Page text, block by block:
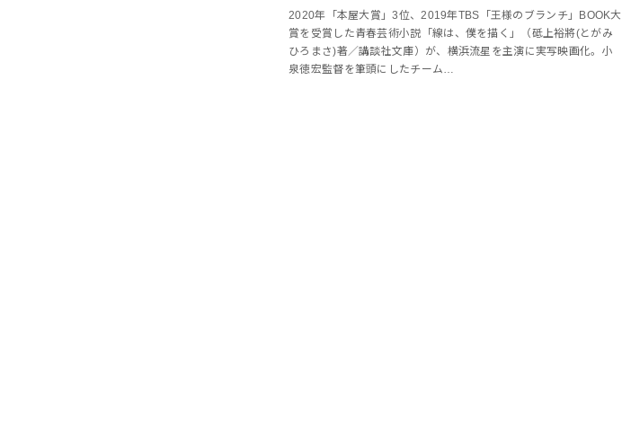
2020年「本屋大賞」3位、2019年TBS「王様のブランチ」BOOK大
賞を受賞した青春芸術小説「線は、僕を描く」（砥上裕將(とがみ
ひろまさ)著／講談社文庫）が、横浜流星を主演に実写映画化。小
泉徳宏監督を筆頭にしたチーム…